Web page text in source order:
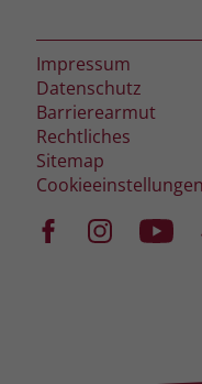
Impressum
Datenschutz
Barrierearmut
Rechtliches
Sitemap
Cookieeinstellungen